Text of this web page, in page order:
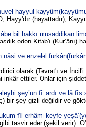
hayyul
Hayy'dır (hayattadır),
bil hakkı musaddikan
eden Kitab'ı (Kur’ânı)
nâsi ve enzelel
olarak (Tevrat'ı ve İncil'i
inkâr ettiler. Onlar için
şey’un fîl ardı ve lâ fîs
bir şey gizli değildir ve
fîl erhâmi keyfe
tasvir eder (şekil verir).